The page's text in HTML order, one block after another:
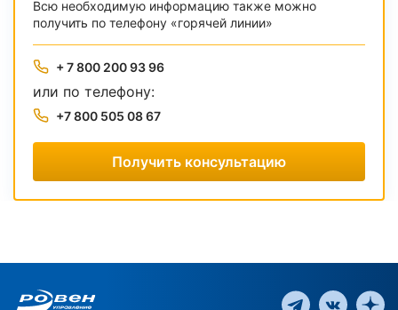
Всю необходимую информацию также можно
получить по телефону «горячей линии»
+ 7 800 200 93 96
или по телефону:
+7 800 505 08 67
Получить консультацию